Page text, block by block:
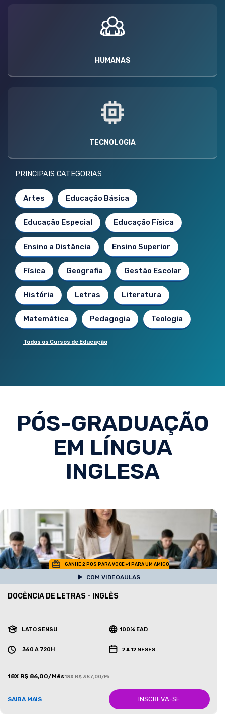
HUMANAS
TECNOLOGIA
PRINCIPAIS CATEGORIAS
Artes Educação Básica
Educação Especial Educação Física
Ensino a Distância Ensino Superior
Física Geografia Gestão Escolar
História Letras Literatura
Matemática Pedagogia Teologia
Todos os Cursos de Educação
PÓS-GRADUAÇÃO
EM LÍNGUA
INGLESA
GANHE 2 POS PARA VOCE +1 PARA UM AMIGO
COM VIDEOAULAS
DOCÊNCIA DE LETRAS - INGLÊS
LATO SENSU 100% EAD
360 A 720H 2 A 12 MESES
18X R$ 86,00/Mês18X R$ 387,00/Mês
SAIBA MAIS INSCREVA-SE